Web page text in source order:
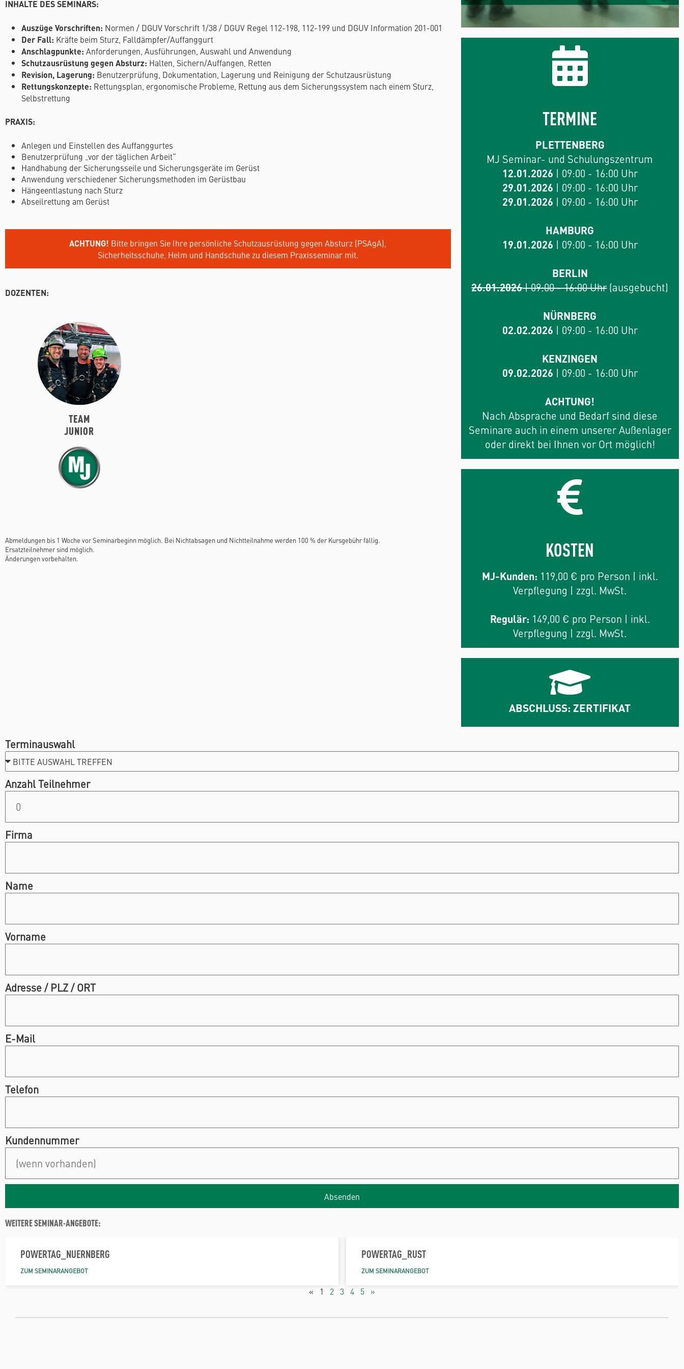
INHALTE DES SEMINARS:
Auszüge Vorschriften: Normen / DGUV Vorschrift 1/38 / DGUV Regel 112-198, 112-199 und DGUV Information 201-001
Der Fall: Kräfte beim Sturz, Falldämpfer/Auffanggurt
Anschlagpunkte: Anforderungen, Ausführungen, Auswahl und Anwendung
Schutzausrüstung gegen Absturz: Halten, Sichern/Auffangen, Retten
Revision, Lagerung: Benutzerprüfung, Dokumentation, Lagerung und Reinigung der Schutzausrüstung
Rettungskonzepte: Rettungsplan, ergonomische Probleme, Rettung aus dem Sicherungssystem nach einem Sturz,
Selbstrettung
PRAXIS:
Anlegen und Einstellen des Auffanggurtes
Benutzerprüfung „vor der täglichen Arbeit“
Handhabung der Sicherungsseile und Sicherungsgeräte im Gerüst
Anwendung verschiedener Sicherungsmethoden im Gerüstbau
Hängeentlastung nach Sturz
Abseilrettung am Gerüst
ACHTUNG! Bitte bringen Sie Ihre persönliche Schutzausrüstung gegen Absturz (PSAgA),
Sicherheitsschuhe, Helm und Handschuhe zu diesem Praxisseminar mit.
DOZENTEN:
TEAM
JUNIOR
Abmeldungen bis 1 Woche vor Seminarbeginn möglich. Bei Nichtabsagen und Nichtteilnahme werden 100 % der Kursgebühr fällig.
Ersatzteilnehmer sind möglich.
Änderungen vorbehalten.
TERMINE
PLETTENBERG
MJ Seminar- und Schulungszentrum
12.01.2026 | 09:00 - 16:00 Uhr
29.01.2026 | 09:00 - 16:00 Uhr
29.01.2026 | 09:00 - 16:00 Uhr
HAMBURG
19.01.2026 | 09:00 - 16:00 Uhr
BERLIN
26.01.2026| 09:00 - 16:00 Uhr(ausgebucht)
NÜRNBERG
02.02.2026 | 09:00 - 16:00 Uhr
KENZINGEN
09.02.2026 | 09:00 - 16:00 Uhr
ACHTUNG!
Nach Absprache und Bedarf sind diese
Seminare auch in einem unserer Außenlager
oder direkt bei Ihnen vor Ort möglich!
KOSTEN
MJ-Kunden: 119,00 € pro Person | inkl.
Verpflegung | zzgl. MwSt.
Regulär: 149,00 € pro Person | inkl.
Verpflegung | zzgl. MwSt.
ABSCHLUSS: ZERTIFIKAT
Terminauswahl
Anzahl Teilnehmer
Firma
Name
Vorname
Adresse / PLZ / ORT
E-Mail
Telefon
Kundennummer
Absenden
WEITERE SEMINAR-ANGEBOTE:
POWERTAG_NUERNBERG
ZUM SEMINARANGEBOT
POWERTAG_RUST
ZUM SEMINARANGEBOT
« 1 2 3 4 5 »